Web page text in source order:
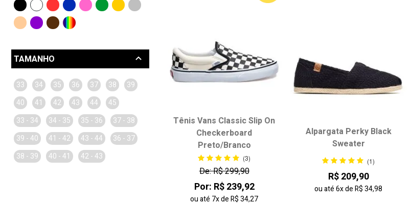
Perky (41)
Puma (2)
Redley (2)
Vans (12)
TAMANHO
33 34 35 36 37 38
39
40
41 42 43 44
45
33 - 34
34 - 35 35 - 36
37 - 38
39 - 40
41 - 42 43 - 44
36 - 37
38 - 39
40 - 41 42 - 43
Melhor Desconto
Tênis Vans Classic Slip On
Checkerboard
Preto/Branco
(3)
De: R$ 299,90
Por: R$ 239,92
ou até 7xdeR$ 34,27
Alpargata Perky Black
Sweater
(1)
R$ 209,90
ou até6xdeR$ 34,98